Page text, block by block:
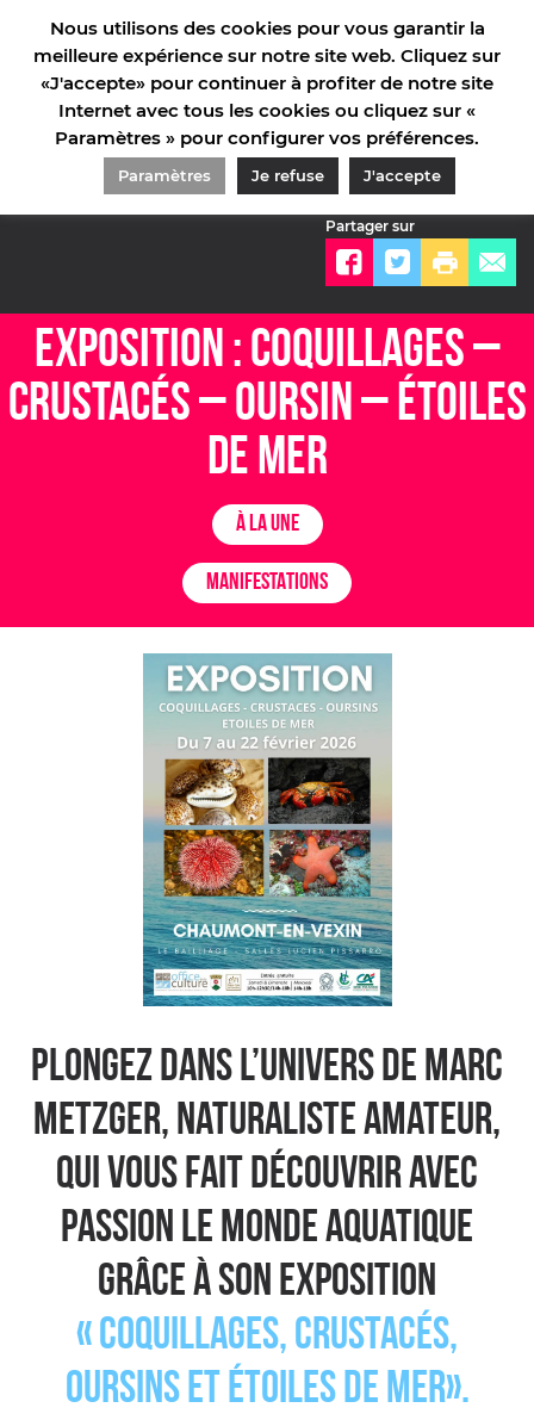
ACCUEIL/NOTRE ACTUALITÉ/À LA UNE/EXPOSITION : COQUILLAGES – CRUSTACÉS –
OURSIN – ÉTOILES DE MER
Partager sur
EXPOSITION : COQUILLAGES –
CRUSTACÉS – OURSIN – ÉTOILES
DE MER
À LA UNE
MANIFESTATIONS
Plongez dans l’univers de Marc
Metzger, naturaliste amateur,
qui vous fait découvrir avec
passion le monde aquatique
grâce à son exposition
« Coquillages, crustacés,
oursins et étoiles de mer».
Nous utilisons des cookies pour vous garantir la
meilleure expérience sur notre site web. Cliquez sur
«J'accepte» pour continuer à profiter de notre site
Internet avec tous les cookies ou cliquez sur «
Paramètres » pour configurer vos préférences.
Paramètres Je refuse J'accepte